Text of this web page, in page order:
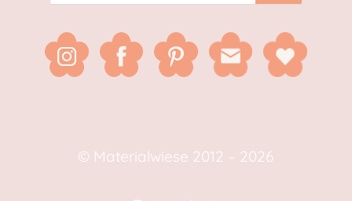
© Materialwiese 2012 – 2026